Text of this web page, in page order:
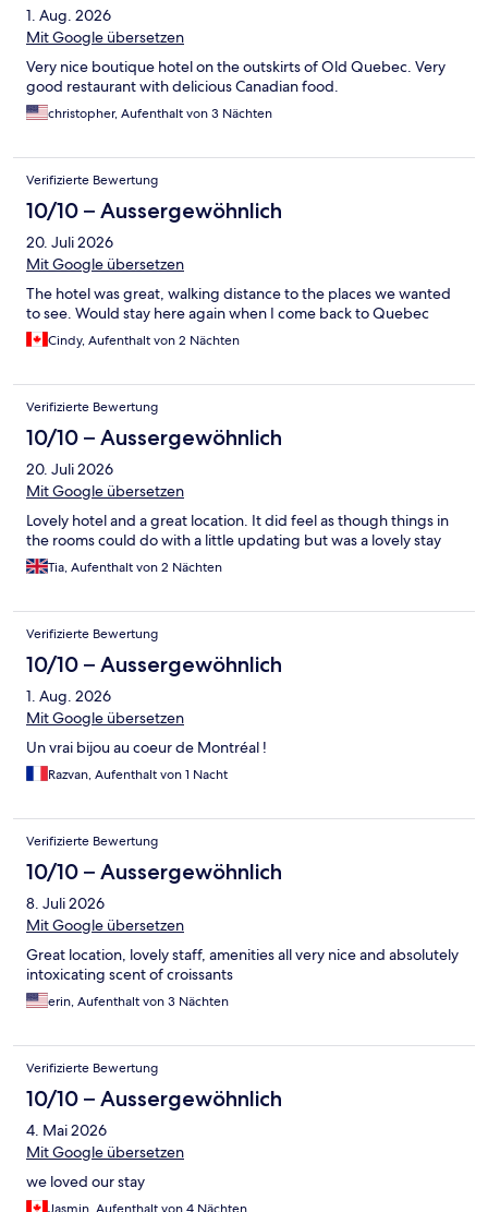
Treppenstufen mit 2 grossen Koffern fand ich als Frau nicht
lustig. Restaurant im Hotel hat abends leider nur an bestimmen
(plus Tax) war sehr gut.
1. Aug. 2026
Mit Google übersetzen
Very nice boutique hotel on the outskirts of Old Quebec. Very
good restaurant with delicious Canadian food.
christopher, Aufenthalt von 3 Nächten
Verifizierte Bewertung
10/10 – Aussergewöhnlich
20. Juli 2026
Mit Google übersetzen
The hotel was great, walking distance to the places we wanted
to see. Would stay here again when I come back to Quebec
Cindy, Aufenthalt von 2 Nächten
Verifizierte Bewertung
10/10 – Aussergewöhnlich
20. Juli 2026
Mit Google übersetzen
Lovely hotel and a great location. It did feel as though things in
the rooms could do with a little updating but was a lovely stay
Tia, Aufenthalt von 2 Nächten
Verifizierte Bewertung
10/10 – Aussergewöhnlich
1. Aug. 2026
Mit Google übersetzen
Un vrai bijou au coeur de Montréal !
Razvan, Aufenthalt von 1 Nacht
Verifizierte Bewertung
10/10 – Aussergewöhnlich
8. Juli 2026
Mit Google übersetzen
Great location, lovely staff, amenities all very nice and absolutely
intoxicating scent of croissants
erin, Aufenthalt von 3 Nächten
Verifizierte Bewertung
10/10 – Aussergewöhnlich
4. Mai 2026
Mit Google übersetzen
we loved our stay